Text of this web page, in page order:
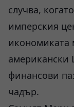
случва,
имперския
икономиката
американски
финансови
чадър.